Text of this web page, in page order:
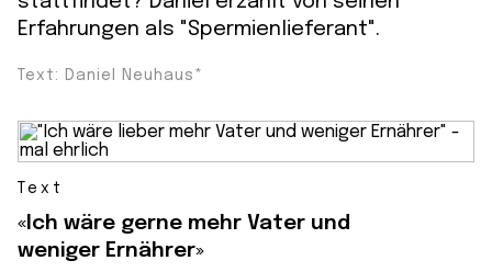
Erfahrungen als "Spermienlieferant".
Text: Daniel Neuhaus*
Text
«Ich wäre gerne mehr Vater und
weniger Ernährer»